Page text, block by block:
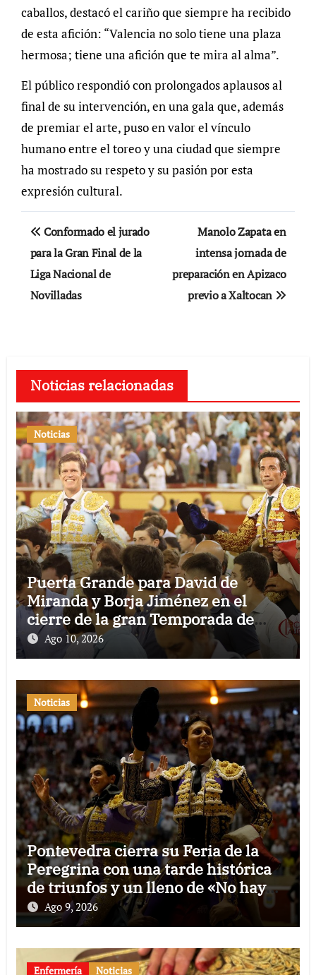
caballos, destacó el cariño que siempre ha recibido
de esta afición: “Valencia no solo tiene una plaza
hermosa; tiene una afición que te mira al alma”.
El público respondió con prolongados aplausos al
final de su intervención, en una gala que, además
de premiar el arte, puso en valor el vínculo
humano entre el toreo y una ciudad que siempre
ha mostrado su respeto y su pasión por esta
expresión cultural.
Navegación
de
entradas
Conformado el jurado
para la Gran Final de la
Liga Nacional de
Novilladas
Manolo Zapata en
intensa jornada de
preparación en Apizaco
previo a Xaltocan
Noticias relacionadas
Noticias
Puerta Grande para David de
Miranda y Borja Jiménez en el
cierre de la gran Temporada de
Verano de El Puerto
Ago 10, 2026
Noticias
Pontevedra cierra su Feria de la
Peregrina con una tarde histórica
de triunfos y un lleno de «No hay
billetes»
Ago 9, 2026
Enfermería Noticias